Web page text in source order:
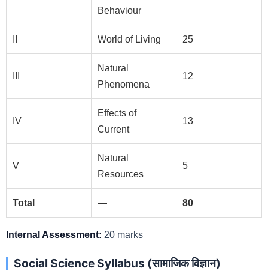
Behaviour
World of Living 25
Natural
Phenomena
12
IV
Effects of
Current
13
V
Natural
Resources
5
Total — 80
Internal Assessment: 20 marks
Social Science Syllabus (सामाजिक विज्ञान)